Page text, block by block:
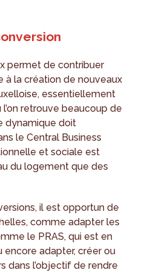
permet de contribuer
à la création de nouveaux
essentiellement
retrouve beaucoup de
dynamique doit
le Central Business
et sociale est
du logement que des
il est opportun de
comme adapter les
le PRAS, qui est en
encore adapter, créer ou
dans l’objectif de rendre